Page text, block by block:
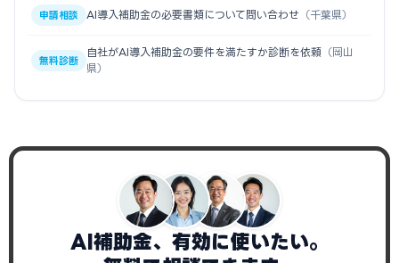
申請相談 AI導入補助金の必要書類について問い合わせ （千葉県）
無料診断
自社がAI導入補助金の要件を満たすか診断を依頼 （岡山
県）
AI補助金、有効に使いたい。